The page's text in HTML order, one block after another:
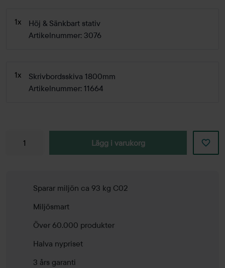
1x
Höj & Sänkbart stativ
Artikelnummer: 3076
1x
Skrivbordsskiva 1800mm
Artikelnummer: 11664
Lägg i varukorg
Sparar miljön ca 93 kg C02
Miljösmart
Över 60.000 produkter
Halva nypriset
3 års garanti